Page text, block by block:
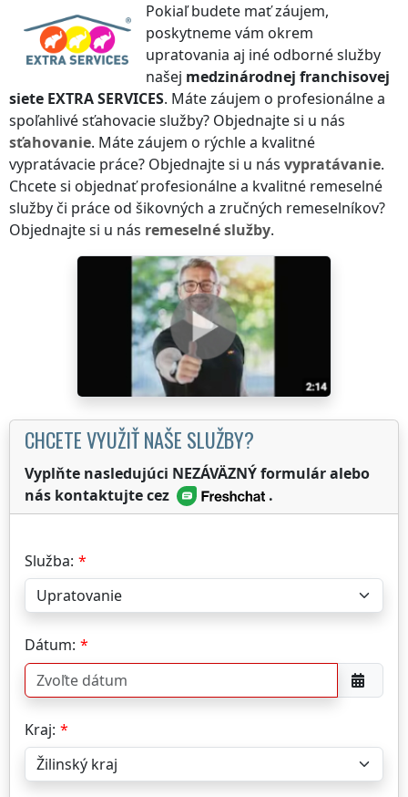
Pokiaľ budete mať záujem,
poskytneme vám okrem
upratovania aj iné odborné služby
našej medzinárodnej franchisovej
siete EXTRA SERVICES. Máte záujem o profesionálne a
spoľahlivé sťahovacie služby? Objednajte si u nás
sťahovanie. Máte záujem o rýchle a kvalitné
vypratávacie práce? Objednajte si u nás vypratávanie.
Chcete si objednať profesionálne a kvalitné remeselné
služby či práce od šikovných a zručných remeselníkov?
Objednajte si u nás remeselné služby.
CHCETE VYUŽIŤ NAŠE SLUŽBY?
Vyplňte nasledujúci NEZÁVÄZNÝ formulár alebo
nás kontaktujte cez
.
Služba:
Dátum:
Kraj: